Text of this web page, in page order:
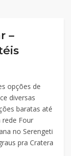
–
opções de
diversas
baratas até
rede Four
no Serengeti
pra Cratera